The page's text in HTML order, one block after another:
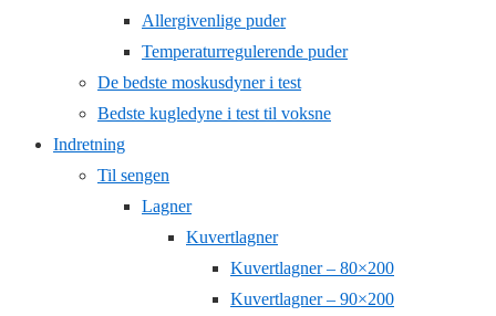
Allergivenlige puder
Temperaturregulerende puder
De bedste moskusdyner i test
Bedste kugledyne i test til voksne
Indretning
Til sengen
Lagner
Kuvertlagner
Kuvertlagner – 80×200
Kuvertlagner – 90×200